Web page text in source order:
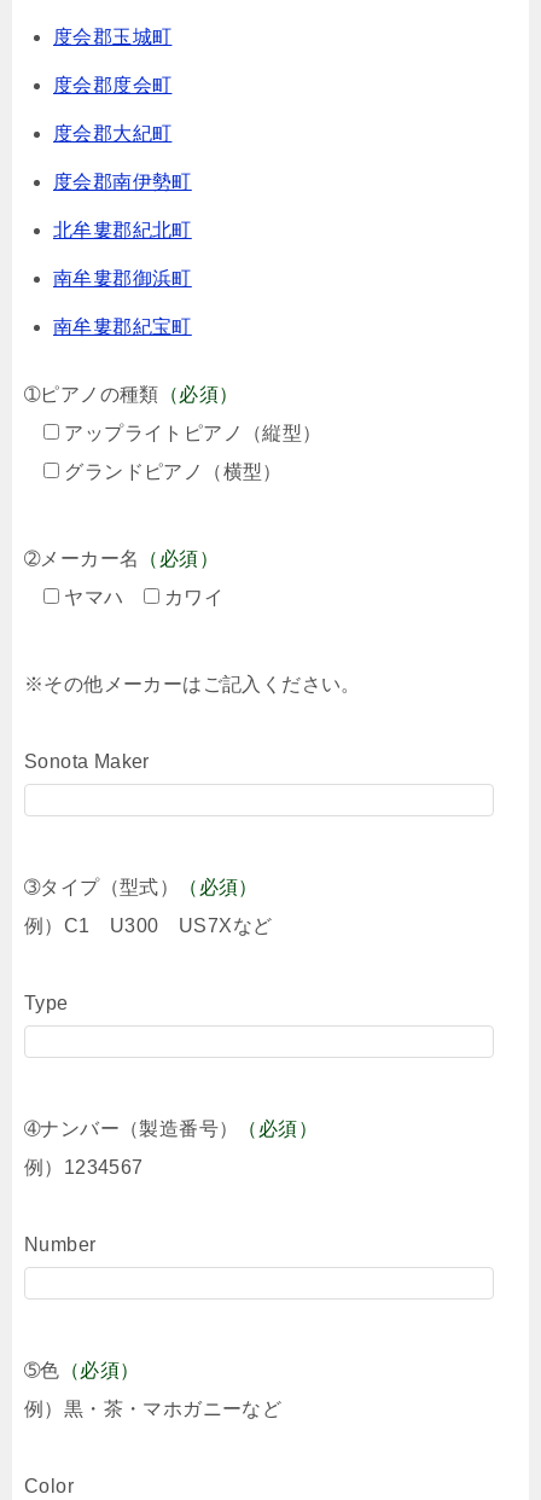
度会郡玉城町
度会郡度会町
度会郡大紀町
度会郡南伊勢町
北牟婁郡紀北町
南牟婁郡御浜町
南牟婁郡紀宝町
➀ピアノの種類 （必須）
アップライトピアノ（縦型）
グランドピアノ（横型）
➁メーカー名
（必須）
ヤマハ
カワイ
※その他メーカーはご記入ください。
Sonota Maker
➂タイプ（型式）
（必須）
例）C1 U300 US7Xなど
Type
➃ナンバー（製造番号）
（必須）
例）1234567
Number
➄色 （必須）
例）黒・茶・マホガニーなど
Color